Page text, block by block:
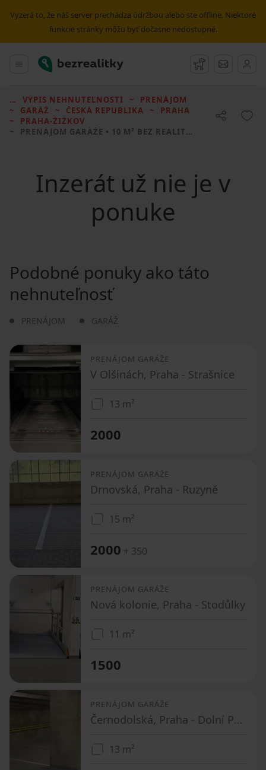
Vyzerá to, že náš server prechádza údržbou alebo ste offline. Niektoré
funkcie stránky môžu byť dočasne nedostupné.
Hlavné menu
Bezrealitky Strážny pes
Správy
VÝPIS NEHNUTEĽNOSTÍ
PRENÁJOM
GARÁŽ
ČESKÁ REPUBLIKA
PRAHA
PRAHA-ŽIŽKOV
PRENÁJOM GARÁŽE • 10 M² BEZ REALITKY
Inzerát už nie je v
ponuke
Podobné ponuky ako táto
nehnuteľnosť
PRENÁJOM GARÁŽ
PRENÁJOM GARÁŽE
V Olšinách, Praha - Strašnice
13 m²
2000
PRENÁJOM GARÁŽE
Drnovská, Praha - Ruzyně
15 m²
2000 + 350
PRENÁJOM GARÁŽE
Nová kolonie, Praha - Stodůlky
11 m²
1500
PRENÁJOM GARÁŽE
Černodolská, Praha - Dolní Počernice
13 m²